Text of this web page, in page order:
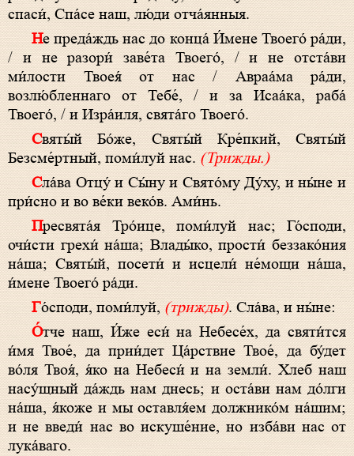
спаси́, Спа́се наш, лю́ди отча́янныя.
Не преда́ждь нас до конца́ И́мене Твоего́ ра́ди,
/ и не разори́ заве́та Твоего́, / и не отста́ви
ми́лости Твоея́ от нас / Авраа́ма ра́ди,
возлю́бленнаго от Тебе́, / и за Исаа́ка, раба́
Твоего́, / и Изра́иля, свята́го Твоего́.
Святы́й Бо́же, Святы́й Кре́пкий, Святы́й
Безсме́ртный, поми́луй нас.(Трижды.)
Сла́ва Отцу́ и Сы́ну и Свято́му Ду́ху, и ны́не и
при́сно и во ве́ки веко́в. Ами́нь.
Пресвята́я Тро́ице, поми́луй нас; Го́споди,
очи́сти грехи́ на́ша; Влады́ко, прости́ беззако́ния
на́ша; Святы́й, посети́ и исцели́ не́мощи на́ша,
и́мене Твоего́ ра́ди.
Го́споди, поми́луй,(трижды). Сла́ва, и ны́не:
О́тче наш, И́же еси́ на Небесе́х, да святи́тся
и́мя Твое́, да прии́дет Ца́рствие Твое́, да бу́дет
во́ля Твоя́, я́ко на Небеси́ и на земли́. Хлеб наш
насу́щный да́ждь нам днесь; и оста́ви нам до́лги
на́ша, я́коже и мы оставля́ем должнико́м на́шим;
и не введи́ нас во искуше́ние, но изба́ви нас от
лука́ваго.